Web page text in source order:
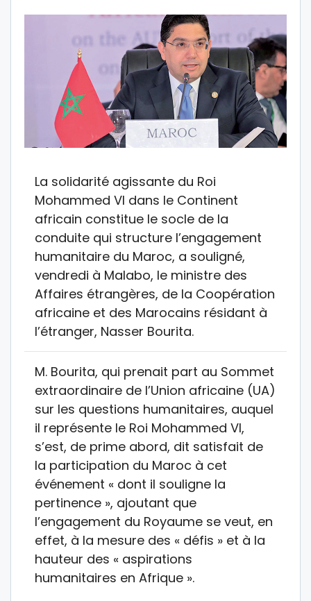
La solidarité agissante du Roi
Mohammed VI dans le Continent
africain constitue le socle de la
conduite qui structure l’engagement
humanitaire du Maroc, a souligné,
vendredi à Malabo, le ministre des
Affaires étrangères, de la Coopération
africaine et des Marocains résidant à
l’étranger, Nasser Bourita.
M. Bourita, qui prenait part au Sommet
extraordinaire de l’Union africaine (UA)
sur les questions humanitaires, auquel
il représente le Roi Mohammed VI,
s’est, de prime abord, dit satisfait de
la participation du Maroc à cet
événement « dont il souligne la
pertinence », ajoutant que
l’engagement du Royaume se veut, en
effet, à la mesure des « défis » et à la
hauteur des « aspirations
humanitaires en Afrique ».